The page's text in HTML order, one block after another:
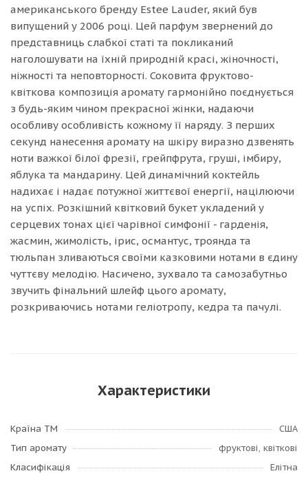
американського бренду Estee Lauder, який був
випущений у 2006 році. Цей парфум звернений до
представниць слабкої статі та покликаний
наголошувати на їхній природній красі, жіночності,
ніжності та неповторності. Соковита фруктово-
квіткова композиція аромату гармонійно поєднується
з будь-яким чином прекрасної жінки, надаючи
особливу особливість кожному її наряду. З перших
секунд нанесення аромату на шкіру виразно дзвенять
ноти важкої білої фрезії, грейпфрута, груші, імбиру,
яблука та мандарину. Цей динамічний коктейль
надихає і надає потужної життєвої енергії, націлюючи
на успіх. Розкішний квітковий букет укладений у
серцевих тонах цієї чарівної симфонії - гарденія,
жасмин, жимолість, ірис, османтус, троянда та
тюльпан зливаються своїми казковими нотами в єдину
чуттєву мелодію. Насичено, зухвало та самозабутньо
звучить фінальний шлейф цього аромату,
розкриваючись нотами геліотропу, кедра та пачулі.
Характеристики
Країна ТМ
США
Тип аромату
фруктові, квіткові
Класифікація
Елітна